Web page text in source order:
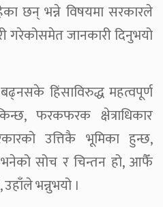
छन् भन्ने विषयमा सरकारले
जानकारी दिनुभयो
हिंसाविरुद्ध महत्वपूर्ण
फरकफरक क्षेत्राधिकार
उत्तिकै भूमिका हुन्छ,
सोच र चिन्तन हो, आफैँ
भन्नुभयो ।